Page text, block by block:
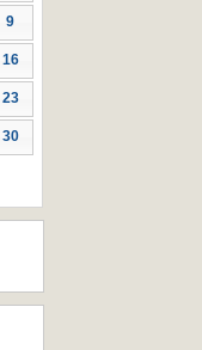
9
16
23
30